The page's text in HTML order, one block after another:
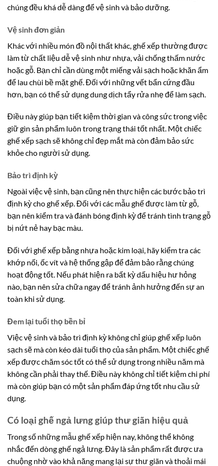
chúng đều khá dễ dàng để vệ sinh và bảo dưỡng.
Vệ sinh đơn giản
Khác với nhiều món đồ nội thất khác, ghế xếp thường được
làm từ chất liệu dễ vệ sinh như nhựa, vải chống thấm nước
hoặc gỗ. Bạn chỉ cần dùng một miếng vải sạch hoặc khăn ẩm
để lau chùi bề mặt ghế. Đối với những vết bẩn cứng đầu
hơn, bạn có thể sử dụng dung dịch tẩy rửa nhẹ để làm sạch.
Điều này giúp bạn tiết kiệm thời gian và công sức trong việc
giữ gìn sản phẩm luôn trong trạng thái tốt nhất. Một chiếc
ghế xếp sạch sẽ không chỉ đẹp mắt mà còn đảm bảo sức
khỏe cho người sử dụng.
Bảo trì định kỳ
Ngoài việc vệ sinh, bạn cũng nên thực hiện các bước bảo trì
định kỳ cho ghế xếp. Đối với các mẫu ghế được làm từ gỗ,
bạn nên kiểm tra và đánh bóng định kỳ để tránh tình trạng gỗ
bị nứt nẻ hay bạc màu.
Đối với ghế xếp bằng nhựa hoặc kim loại, hãy kiểm tra các
khớp nối, ốc vít và hệ thống gập để đảm bảo rằng chúng
hoạt động tốt. Nếu phát hiện ra bất kỳ dấu hiệu hư hỏng
nào, bạn nên sửa chữa ngay để tránh ảnh hưởng đến sự an
toàn khi sử dụng.
Đem lại tuổi thọ bền bỉ
Việc vệ sinh và bảo trì định kỳ không chỉ giúp ghế xếp luôn
sạch sẽ mà còn kéo dài tuổi thọ của sản phẩm. Một chiếc ghế
xếp được chăm sóc tốt có thể sử dụng trong nhiều năm mà
không cần phải thay thế. Điều này không chỉ tiết kiệm chi phí
mà còn giúp bạn có một sản phẩm đáp ứng tốt nhu cầu sử
dụng.
Có loại ghế ngả lưng giúp thư giãn hiệu quả
Trong số những mẫu ghế xếp hiện nay, không thể không
nhắc đến dòng ghế ngả lưng. Đây là sản phẩm rất được ưa
chuộng nhờ vào khả năng mang lại sự thư giãn và thoải mái